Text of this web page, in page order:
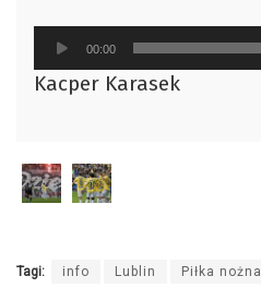
Odtwarzacz
plików
dźwiękowych
00:00
Kacper Karasek
Tagi: info Lublin Piłka nożna